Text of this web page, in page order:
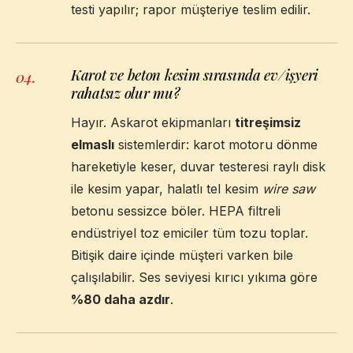
testi yapılır; rapor müşteriye teslim edilir.
04.
Karot ve beton kesim sırasında ev/işyeri
rahatsız olur mu?
Hayır. Askarot ekipmanları titreşimsiz
elmaslı sistemlerdir: karot motoru dönme
hareketiyle keser, duvar testeresi raylı disk
ile kesim yapar, halatlı tel kesim wire saw
betonu sessizce böler. HEPA filtreli
endüstriyel toz emiciler tüm tozu toplar.
Bitişik daire içinde müşteri varken bile
çalışılabilir. Ses seviyesi kırıcı yıkıma göre
%80 daha azdır.